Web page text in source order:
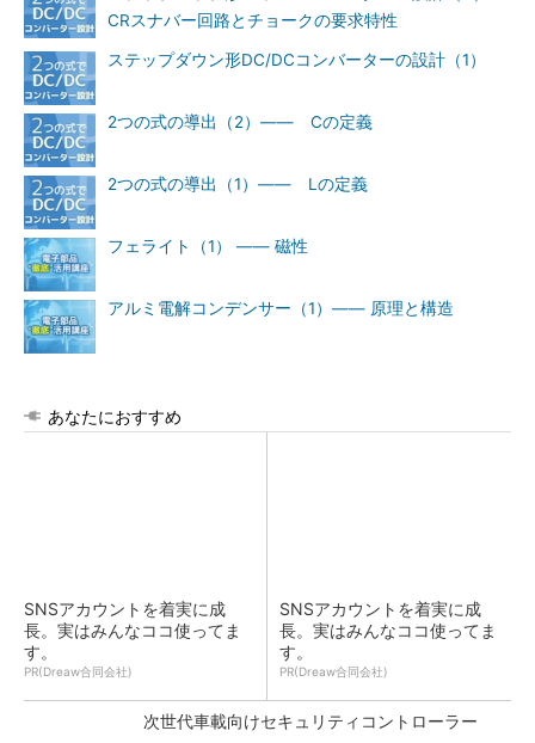
CRスナバー回路とチョークの要求特性
ステップダウン形DC/DCコンバーターの設計（1）
2つの式の導出（2）―― Cの定義
2つの式の導出（1）―― Lの定義
フェライト（1） ―― 磁性
アルミ電解コンデンサー（1）―― 原理と構造
あなたにおすすめ
SNSアカウントを着実に成
長。実はみんなココ使ってま
す。
PR(Dreaw合同会社)
SNSアカウントを着実に成
長。実はみんなココ使ってま
す。
PR(Dreaw合同会社)
次世代車載向けセキュリティコントローラー